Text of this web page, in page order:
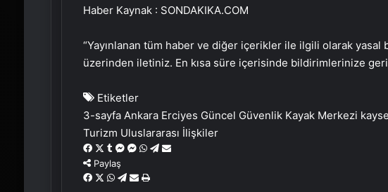
Haber Kaynak : SONDAKIKA.COM
“Yayınlanan tüm haber ve diğer içerikler ile ilgili olarak
üzerinden iletiniz. En kısa süre içerisinde bildirimlerinize geri
Etiketler
3-sayfa Ankara Erciyes Güncel Güvenlik Kayak Merkezi
Turizm Uluslararası İlişkiler
Facebook
X Tumblr
Messenger
Messenger
WhatsApp
Telegram
Email'den
Paylaş
Facebook
X WhatsApp
Telegram
Email'den
Yaz